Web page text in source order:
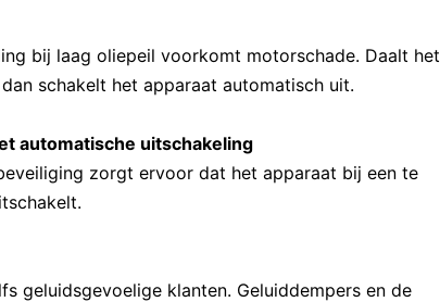
bij laag oliepeil voorkomt motorschade. Daalt het
schakelt het apparaat automatisch uit.
automatische uitschakeling
zorgt ervoor dat het apparaat bij een te
geluidsgevoelige klanten. Geluiddempers en de